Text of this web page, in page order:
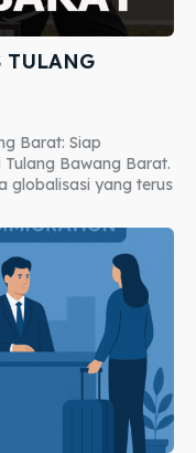
TULANG
Barat: Siap
Bawang Barat.
globalisasi yang terus